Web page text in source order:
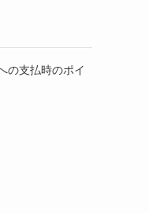
の支払時のポイ